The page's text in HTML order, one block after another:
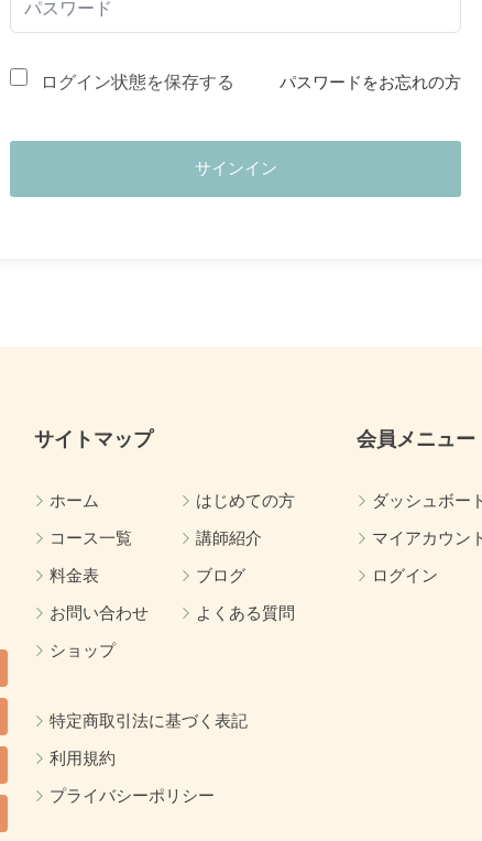
ログイン状態を保存する パスワードをお忘れの方
サインイン
サイトマップ
ホーム
はじめての方
コース一覧
講師紹介
料金表
ブログ
お問い合わせ
よくある質問
ショップ
特定商取引法に基づく表記
利用規約
プライバシーポリシー
会員メニュー
ダッシュボー
マイアカウン
ログイン